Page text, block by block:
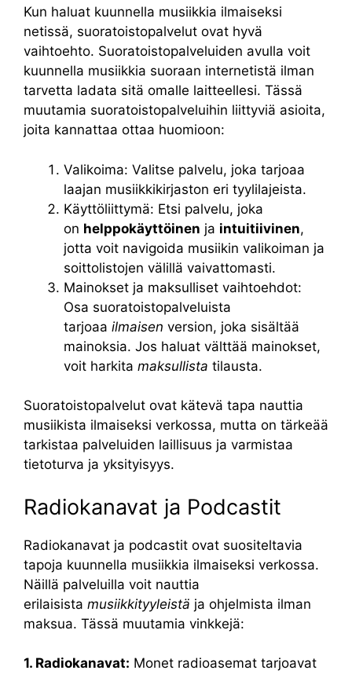
Kun haluat kuunnella musiikkia ilmaiseksi
netissä, suoratoistopalvelut ovat hyvä
vaihtoehto. Suoratoistopalveluiden avulla voit
kuunnella musiikkia suoraan internetistä ilman
tarvetta ladata sitä omalle laitteellesi. Tässä
muutamia suoratoistopalveluihin liittyviä asioita,
joita kannattaa ottaa huomioon:
Valikoima: Valitse palvelu, joka tarjoaa
laajan musiikkikirjaston eri tyylilajeista.
Käyttöliittymä: Etsi palvelu, joka
on helppokäyttöinen ja intuitiivinen,
jotta voit navigoida musiikin valikoiman ja
soittolistojen välillä vaivattomasti.
Mainokset ja maksulliset vaihtoehdot:
Osa suoratoistopalveluista
tarjoaa ilmaisen version, joka sisältää
mainoksia. Jos haluat välttää mainokset,
voit harkita maksullista tilausta.
Suoratoistopalvelut ovat kätevä tapa nauttia
musiikista ilmaiseksi verkossa, mutta on tärkeää
tarkistaa palveluiden laillisuus ja varmistaa
tietoturva ja yksityisyys.
Radiokanavat ja Podcastit
Radiokanavat ja podcastit ovat suositeltavia
tapoja kuunnella musiikkia ilmaiseksi verkossa.
Näillä palveluilla voit nauttia
erilaisista musiikkityyleistä ja ohjelmista ilman
maksua. Tässä muutamia vinkkejä:
1. Radiokanavat: Monet radioasemat tarjoavat